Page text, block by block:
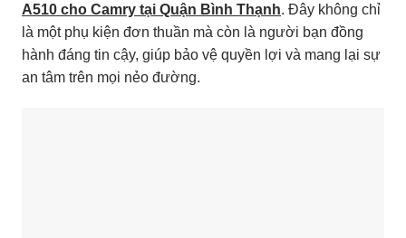
A510 cho Camry tại Quận Bình Thạnh. Đây không chỉ
là một phụ kiện đơn thuần mà còn là người bạn đồng
hành đáng tin cậy, giúp bảo vệ quyền lợi và mang lại sự
an tâm trên mọi nẻo đường.